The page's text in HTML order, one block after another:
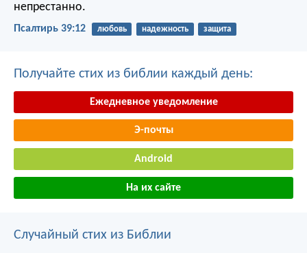
непрестанно.
Псалтирь 39:12 любовь надежность защита
Получайте стих из библии каждый день:
Ежедневное уведомление
Э-почты
Android
На их сайте
Случайный стих из Библии